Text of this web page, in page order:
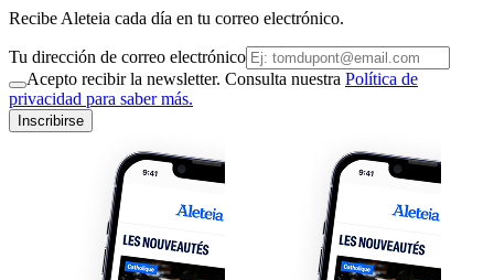
Recibe Aleteia cada día en tu correo electrónico.
Tu dirección de correo electrónico
Acepto recibir la newsletter. Consulta nuestra Política de
privacidad para saber más.
Inscribirse